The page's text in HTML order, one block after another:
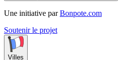
Une initiative par Bonpote.com
Soutenir le projet
Villes